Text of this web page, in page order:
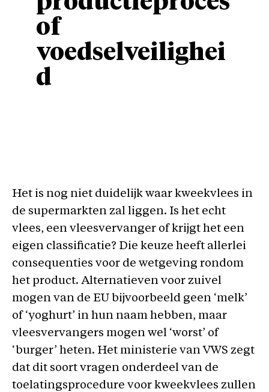
of
voedselveilighei
d
Het is nog niet duidelijk waar kweekvlees in
de supermarkten zal liggen. Is het echt
vlees, een vleesvervanger of krijgt het een
eigen classificatie? Die keuze heeft allerlei
consequenties voor de wetgeving rondom
het product. Alternatieven voor zuivel
mogen van de EU bijvoorbeeld geen ‘melk’
of ‘yoghurt’ in hun naam hebben, maar
vleesvervangers mogen wel ‘worst’ of
‘burger’ heten. Het ministerie van VWS zegt
dat dit soort vragen onderdeel van de
toelatingsprocedure voor kweekvlees zullen